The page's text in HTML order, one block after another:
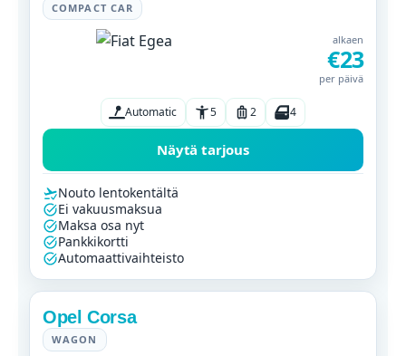
COMPACT CAR
alkaen
€23
per päivä
Automatic 5 2 4
Näytä tarjous
Nouto lentokentältä
Ei vakuusmaksua
Maksa osa nyt
Pankkikortti
Automaattivaihteisto
Opel Corsa
WAGON